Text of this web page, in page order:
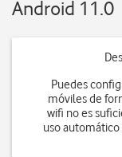
Android 11.0
Puedes
móviles de
wifi no es
uso